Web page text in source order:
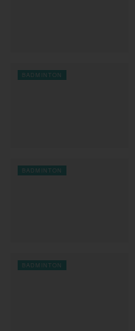
BADMINTON
BADMINTON
BADMINTON